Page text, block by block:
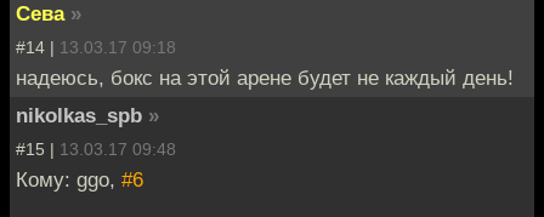
Сева »
#14 | 13.03.17 09:18
надеюсь, бокс на этой арене будет не каждый день!
nikolkas_spb »
#15 | 13.03.17 09:48
Кому: ggo, #6